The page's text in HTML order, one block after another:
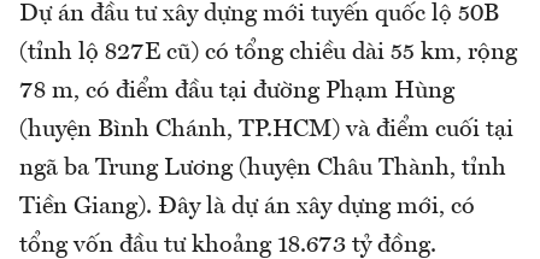
Dự án đầu tư xây dựng mới tuyến quốc lộ 50B
(tỉnh lộ 827E cũ) có tổng chiều dài 55 km, rộng
78 m, có điểm đầu tại đường Phạm Hùng
(huyện Bình Chánh, TP.HCM) và điểm cuối tại
ngã ba Trung Lương (huyện Châu Thành, tỉnh
Tiền Giang). Đây là dự án xây dựng mới, có
tổng vốn đầu tư khoảng 18.673 tỷ đồng.